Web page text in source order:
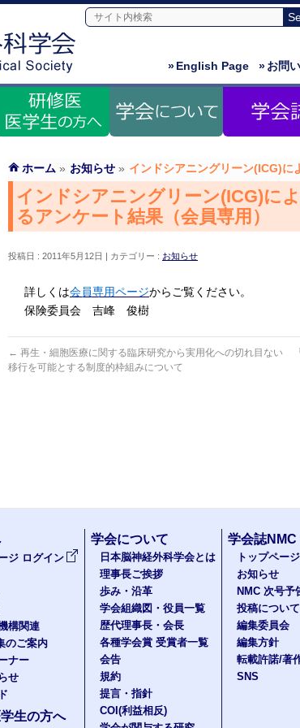
»お問
»English Page
ホーム » お知らせ » インドシアニングリーン(ICG)に
インドシアニングリーン(ICG)に
るアンケート結果（会員専用）
投稿日 : 2011年5月12日 カテゴリー : お知らせ
詳しくは会員専用ページからご覧ください。
保険委員会 吉峰 俊樹
← 再生・細胞医療に関する臨床研究から実用化への切れ目ない
移行を可能とする制度的枠組みについて
ジ ログイン
構関連
のご案内
ナー
せ
生の方へ
学会について
日本脳神経外科学会とは
理事長ご挨拶
歩み・沿革
学会組織図・役員一覧
歴代理事長・会長
各種学会賞 受賞者一覧
会告
規約
提言・指針
COI(利益相反)
学会誌NMC
トップページ
お知らせ
NMC 次号予
投稿について
編集委員会
編集方針
転載許諾/著
SNS